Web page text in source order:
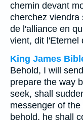
chemin devant
cherchez viendra
de l'alliance en
vient, dit l'Eternel
King James
Behold, I will
prepare the way
seek, shall
messenger of
behold, he shall